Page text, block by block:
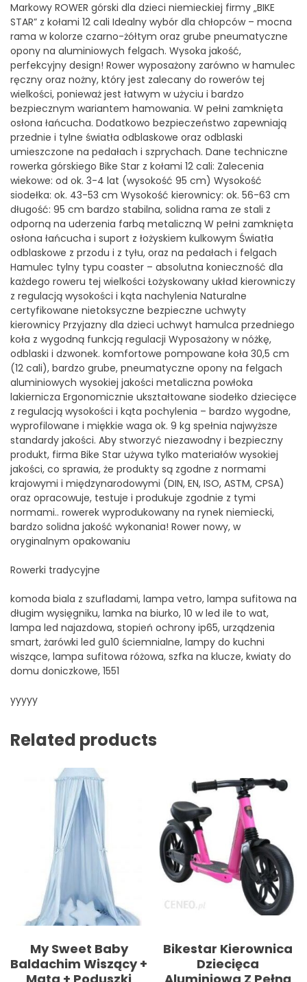
Markowy ROWER górski dla dzieci niemieckiej firmy „BIKE
STAR” z kołami 12 cali Idealny wybór dla chłopców – mocna
rama w kolorze czarno-żółtym oraz grube pneumatyczne
opony na aluminiowych felgach. Wysoka jakość,
perfekcyjny design! Rower wyposażony zarówno w hamulec
ręczny oraz nożny, który jest zalecany do rowerów tej
wielkości, ponieważ jest łatwym w użyciu i bardzo
bezpiecznym wariantem hamowania. W pełni zamknięta
osłona łańcucha. Dodatkowo bezpieczeństwo zapewniają
przednie i tylne światła odblaskowe oraz odblaski
umieszczone na pedałach i szprychach. Dane techniczne
rowerka górskiego Bike Star z kołami 12 cali: Zalecenia
wiekowe: od ok. 3-4 lat (wysokość 95 cm) Wysokość
siodełka: ok. 43-53 cm Wysokość kierownicy: ok. 56-63 cm
długość: 95 cm bardzo stabilna, solidna rama ze stali z
odporną na uderzenia farbą metaliczną W pełni zamknięta
osłona łańcucha i suport z łożyskiem kulkowym Światła
odblaskowe z przodu i z tyłu, oraz na pedałach i felgach
Hamulec tylny typu coaster – absolutna konieczność dla
każdego roweru tej wielkości Łożyskowany układ kierowniczy
z regulacją wysokości i kąta nachylenia Naturalne
certyfikowane nietoksyczne bezpieczne uchwyty
kierownicy Przyjazny dla dzieci uchwyt hamulca przedniego
koła z wygodną funkcją regulacji Wyposażony w nóżkę,
odblaski i dzwonek. komfortowe pompowane koła 30,5 cm
(12 cali), bardzo grube, pneumatyczne opony na felgach
aluminiowych wysokiej jakości metaliczna powłoka
lakiernicza Ergonomicznie ukształtowane siodełko dziecięce
z regulacją wysokości i kąta pochylenia – bardzo wygodne,
wyprofilowane i miękkie waga ok. 9 kg spełnia najwyższe
standardy jakości. Aby stworzyć niezawodny i bezpieczny
produkt, firma Bike Star używa tylko materiałów wysokiej
jakości, co sprawia, że produkty są zgodne z normami
krajowymi i międzynarodowymi (DIN, EN, ISO, ASTM, CPSA)
oraz opracowuje, testuje i produkuje zgodnie z tymi
normami.. rowerek wyprodukowany na rynek niemiecki,
bardzo solidna jakość wykonania! Rower nowy, w
oryginalnym opakowaniu
Rowerki tradycyjne
komoda biala z szufladami, lampa vetro, lampa sufitowa na
długim wysięgniku, lamka na biurko, 10 w led ile to wat,
lampa led najazdowa, stopień ochrony ip65, urządzenia
smart, żarówki led gu10 ściemnialne, lampy do kuchni
wiszące, lampa sufitowa różowa, szfka na klucze, kwiaty do
domu doniczkowe, 1551
yyyyy
Related products
My Sweet Baby
Baldachim Wiszący +
Bikestar Kierownica
Dziecięca